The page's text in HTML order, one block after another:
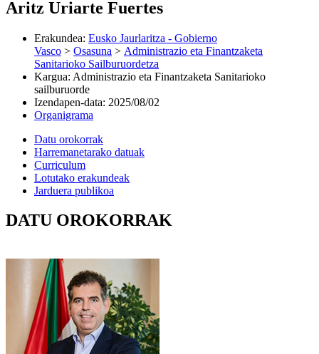
Aritz Uriarte Fuertes
Erakundea: Eusko Jaurlaritza - Gobierno
Vasco > Osasuna > Administrazio eta Finantzaketa
Sanitarioko Sailburuordetza
Kargua: Administrazio eta Finantzaketa Sanitarioko
sailburuorde
Izendapen-data: 2025/08/02
Organigrama
Datu orokorrak
Harremanetarako datuak
Curriculum
Lotutako erakundeak
Jarduera publikoa
DATU OROKORRAK